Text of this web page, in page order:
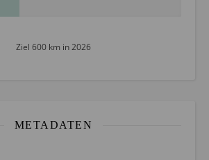
Ziel 600 km in 2026
METADATEN